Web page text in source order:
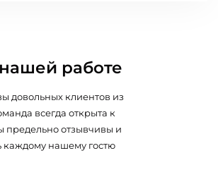
работе
довольных клиентов из
всегда открыта к
отзывчивы и
каждому нашему гостю